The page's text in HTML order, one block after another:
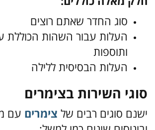
סוג החדר שאתם רוצים
העלות עבור השהות הכוללת
ותוספות
העלות הבסיסית ללילה
סוגי השירות בצימרים
ישנם סוגים רבים של צימרים עם